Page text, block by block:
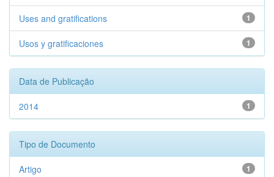
1
Uses and gratifications
1
Usos y gratificaciones
Data de Publicação
1
2014
Tipo de Documento
1
Artigo